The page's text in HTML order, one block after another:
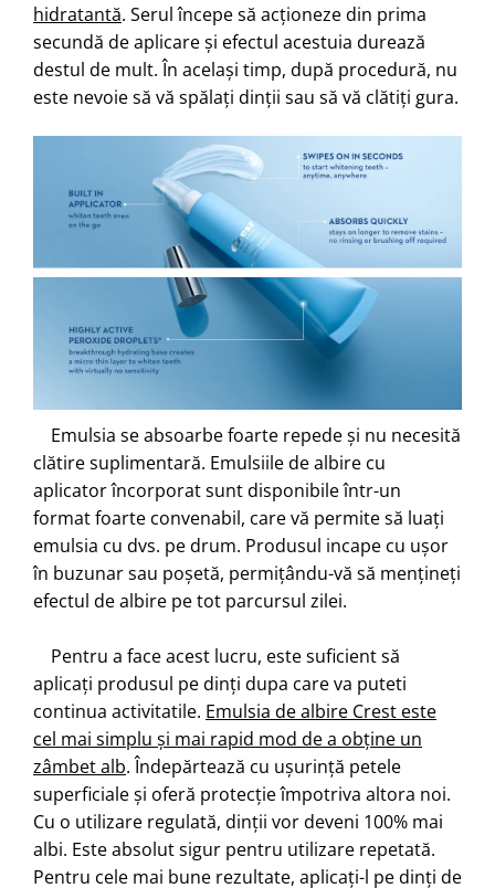
hidratantă. Serul începe să acționeze din prima
secundă de aplicare și efectul acestuia durează
destul de mult. În același timp, după procedură, nu
este nevoie să vă spălați dinții sau să vă clătiți gura.
Emulsia se absoarbe foarte repede și nu necesită
clătire suplimentară. Emulsiile de albire cu
aplicator încorporat sunt disponibile într-un
format foarte convenabil, care vă permite să luați
emulsia cu dvs. pe drum. Produsul incape cu ușor
în buzunar sau poșetă, permițându-vă să mențineți
efectul de albire pe tot parcursul zilei.
Pentru a face acest lucru, este suficient să
aplicați produsul pe dinți dupa care va puteti
continua activitatile. Emulsia de albire Crest este
cel mai simplu și mai rapid mod de a obține un
zâmbet alb. Îndepărtează cu ușurință petele
superficiale și oferă protecție împotriva altora noi.
Cu o utilizare regulată, dinții vor deveni 100% mai
albi. Este absolut sigur pentru utilizare repetată.
Pentru cele mai bune rezultate, aplicați-l pe dinți de